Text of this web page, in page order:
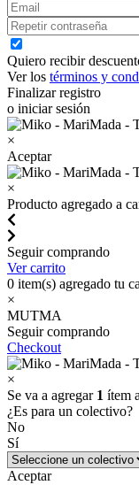
Quiero recibir
Ver los términos y
Finalizar registro
o iniciar sesión
×
Aceptar
×
Producto agregado a
Seguir comprando
Ver carrito
0 item(s) agregado tu
×
MUTMA
Seguir comprando
Checkout
×
Se va a agregar 1 ítem
¿Es para un colectivo?
No
Sí
Aceptar